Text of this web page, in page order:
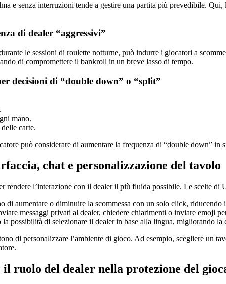
e senza interruzioni tende a gestire una partita più prevedibile.
di dealer “aggressivi”
le sessioni di roulette notturne, può indurre i giocatori a
di compromettere il bankroll in un breve lasso di tempo.
decisioni di “double down” o “split”
mano.
carte.
può considerare di aumentare la frequenza di “double down” in
chat e personalizzazione del tavolo
rendere l’interazione con il dealer il più fluida possibile. Le scelte di
di aumentare o diminuire la scommessa con un solo click, riducendo
messaggi privati al dealer, chiedere chiarimenti o inviare emoji
possibilità di selezionare il dealer in base alla lingua, migliorando la
di personalizzare l’ambiente di gioco. Ad esempio, scegliere un
il ruolo del dealer nella protezione del